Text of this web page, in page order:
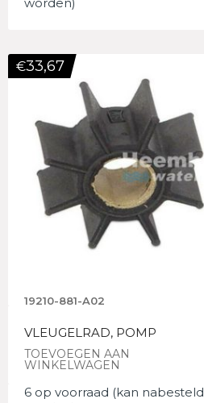
19210-881-A02
VLEUGELRAD, POMP
TOEVOEGEN AAN
WINKELWAGEN
€33,67
6 op voorraad (kan nabesteld